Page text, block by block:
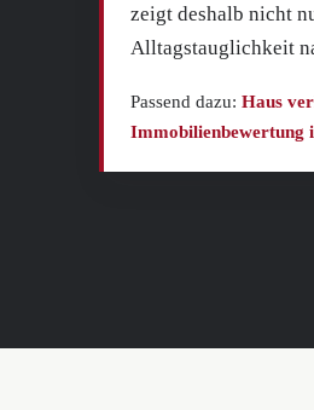
zeigt deshalb nicht
Alltagstauglichkeit
Passend dazu: Haus
Immobilienbewertung